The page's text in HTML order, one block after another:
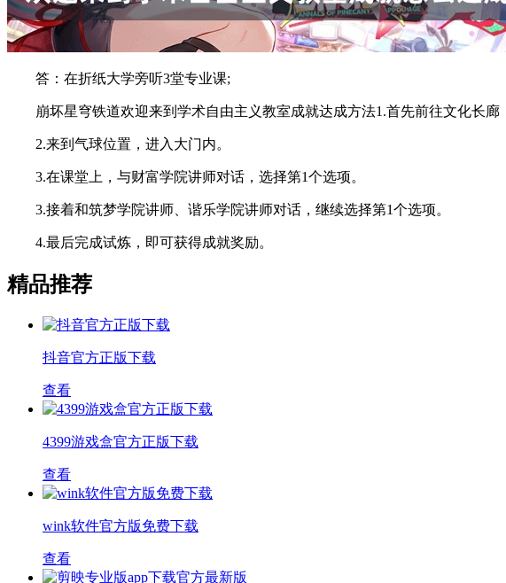
答：在折纸大学旁听3堂专业课;
崩坏星穹铁道欢迎来到学术自由主义教室成就达成方法1.首先前往文化长廊
2.来到气球位置，进入大门内。
3.在课堂上，与财富学院讲师对话，选择第1个选项。
3.接着和筑梦学院讲师、谐乐学院讲师对话，继续选择第1个选项。
4.最后完成试炼，即可获得成就奖励。
精品推荐
抖音官方正版下载
查看
4399游戏盒官方正版下载
查看
wink软件官方版免费下载
查看